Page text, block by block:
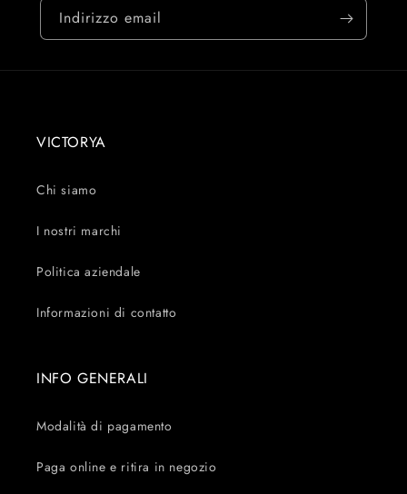
Indirizzo email
VICTORYA
Chi siamo
I nostri marchi
Politica aziendale
Informazioni di contatto
INFO GENERALI
Modalità di pagamento
Paga online e ritira in negozio